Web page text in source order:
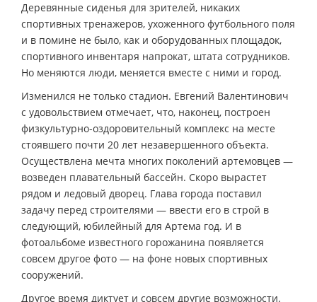
Деревянные сиденья для зрителей, никаких
спортивных тренажеров, ухоженного футбольного поля
и в помине не было, как и оборудованных площадок,
спортивного инвентаря напрокат, штата сотрудников.
Но меняются люди, меняется вместе с ними и город.
Изменился не только стадион. Евгений Валентинович
с удовольствием отмечает, что, наконец, построен
физкультурно-оздоровительный комплекс на месте
стоявшего почти 20 лет незавершенного объекта.
Осуществлена мечта многих поколений артемовцев —
возведен плавательный бассейн. Скоро вырастет
рядом и ледовый дворец. Глава города поставил
задачу перед строителями — ввести его в строй в
следующий, юбилейный для Артема год. И в
фотоальбоме известного горожанина появляется
совсем другое фото — на фоне новых спортивных
сооружений.
Другое время диктует и совсем другие возможности.